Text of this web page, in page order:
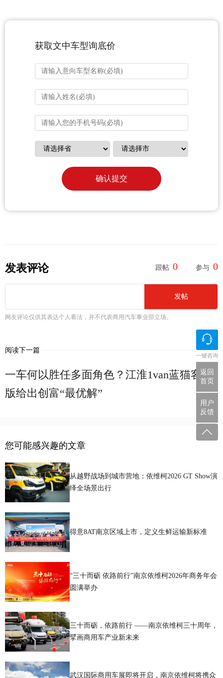
获取文中车型询底价
确认提交
发表评论 跟帖 0 参与 0
发帖
网友评论仅供其表达个人看法，并不代表商用汽车事业部立场。
阅读下一篇
一车何以胜任多面角色？江淮1van蓝猫客运
版给出创富“最优解”
您可能感兴趣的文章
从越野战场到城市营地：依维柯2026 GT Show演
绎全场景出行
得意8AT南京区域上市，定义生鲜运输新标准
“三十而砺 依路前行”南京依维柯2026年商务年会
圆满举办
三十而砺，依路前行 ——南京依维柯三十周年，
擘画商用车产业新未来
武汉国际商用车展即将开启，南京依维柯将携众
一键咨询
返回
首页
用户
反馈